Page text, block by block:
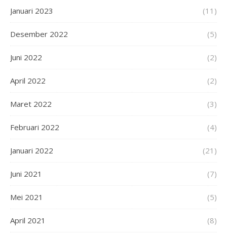
Januari 2023 (11)
Desember 2022 (5)
Juni 2022 (2)
April 2022 (2)
Maret 2022 (3)
Februari 2022 (4)
Januari 2022 (21)
Juni 2021 (7)
Mei 2021 (5)
April 2021 (8)